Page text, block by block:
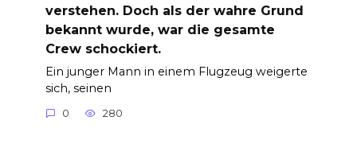
verstehen. Doch als der wahre Grund
bekannt wurde, war die gesamte
Crew schockiert.
Ein junger Mann in einem Flugzeug weigerte
sich, seinen
0 280